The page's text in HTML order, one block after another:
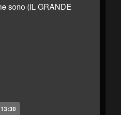
sono (IL GRANDE